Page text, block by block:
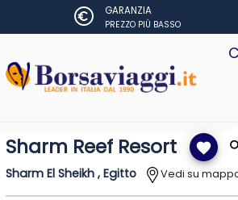
GARANZIA
PREZZO PIÙ BASSO
Sharm Reef Resort favorite
Sharm El Sheikh , Egitto Vedi su